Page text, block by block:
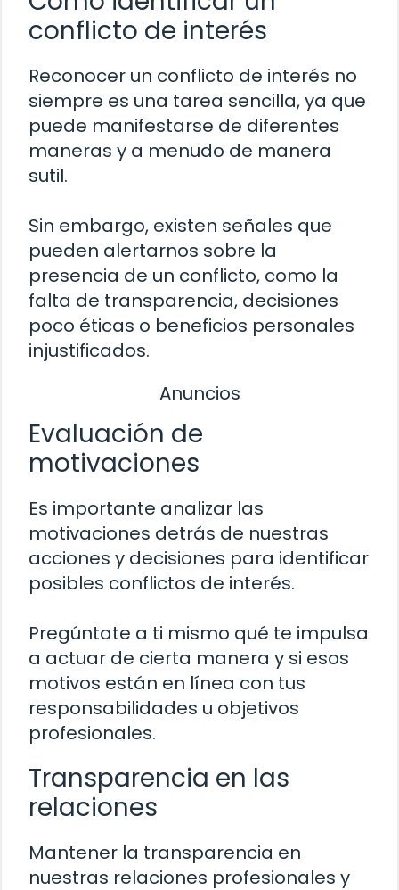
conflicto de interés
Reconocer un conflicto de interés no
siempre es una tarea sencilla, ya que
puede manifestarse de diferentes
maneras y a menudo de manera
sutil.
Sin embargo, existen señales que
pueden alertarnos sobre la
presencia de un conflicto, como la
falta de transparencia, decisiones
poco éticas o beneficios personales
injustificados.
Anuncios
Evaluación de
motivaciones
Es importante analizar las
motivaciones detrás de nuestras
acciones y decisiones para identificar
posibles conflictos de interés.
Pregúntate a ti mismo qué te impulsa
a actuar de cierta manera y si esos
motivos están en línea con tus
responsabilidades u objetivos
profesionales.
Transparencia en las
relaciones
Mantener la transparencia en
nuestras relaciones profesionales y